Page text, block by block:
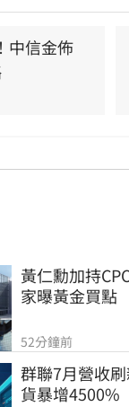
出，論壇邁入
為國際競爭力。
指標企業分享低
優異的永續績
年鑑銀行業全球
評級，展現其
後盾。
中信金佈
黃仁勳加持
家曝黃金買點
52分鐘前
群聯7月營收
貨暴增4500%